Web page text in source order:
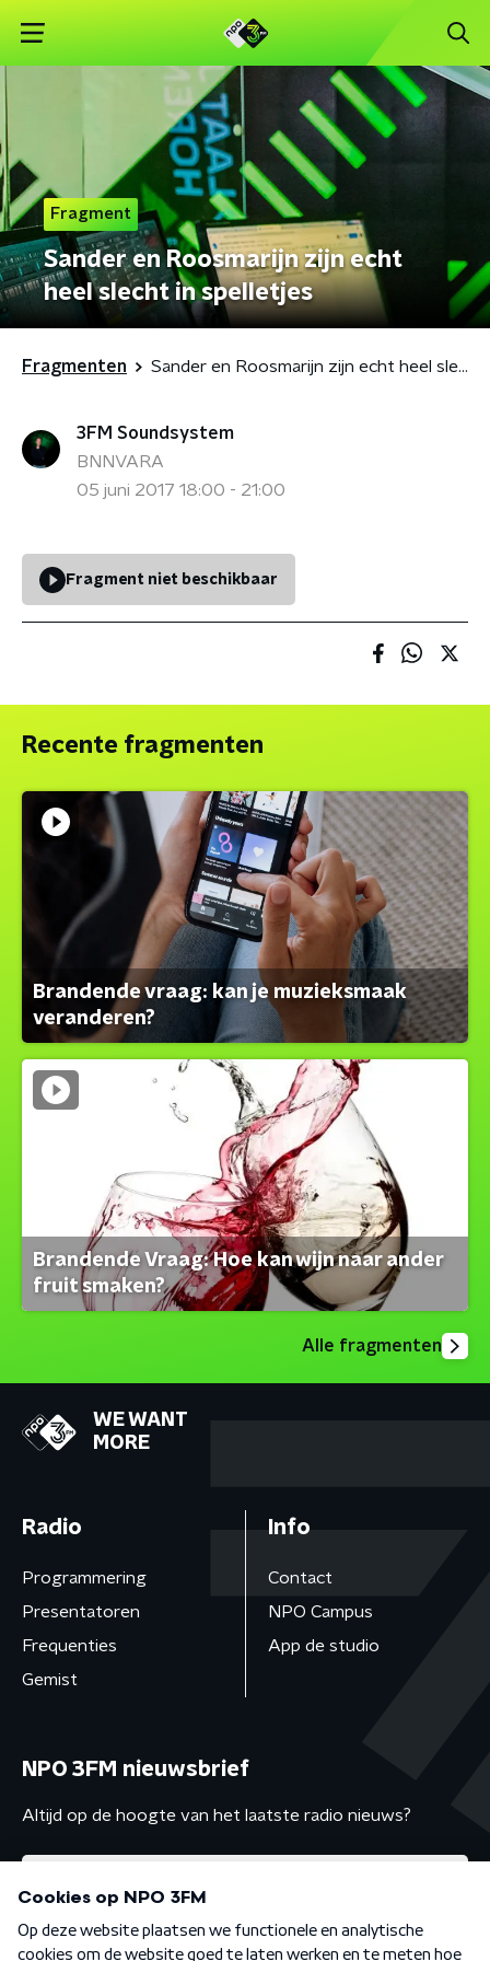
Fragment
Sander en Roosmarijn zijn echt
heel slecht in spelletjes
Fragmenten Sander en Roosmarijn zijn echt heel slecht in spelletjes
3FM Soundsystem
BNNVARA
05 juni 2017 18:00 - 21:00
Fragment niet beschikbaar
Recente fragmenten
Brandende vraag: kan je muzieksmaak
veranderen?
Brandende Vraag: Hoe kan wijn naar ander
fruit smaken?
Alle fragmenten
WE WANT
MORE
Radio
Programmering
Presentatoren
Frequenties
Gemist
Info
Contact
NPO Campus
App de studio
NPO 3FM nieuwsbrief
Altijd op de hoogte van het laatste radio nieuws?